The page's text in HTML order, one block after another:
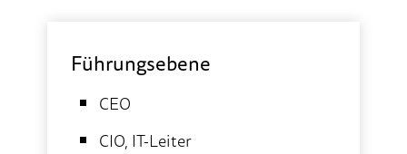
Führungsebene
CEO
CIO, IT-Leiter